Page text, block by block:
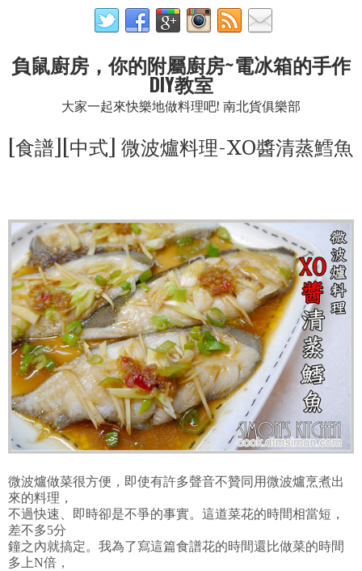
負鼠廚房，你的附屬廚房~電冰箱的手作
DIY教室
大家一起來快樂地做料理吧! 南北貨俱樂部
[食譜][中式] 微波爐料理-XO醬清蒸鱈魚
微波爐做菜很方便，即使有許多聲音不贊同用微波爐烹煮出
來的料理，
不過快速、即時卻是不爭的事實。這道菜花的時間相當短，
差不多5分
鐘之內就搞定。我為了寫這篇食譜花的時間還比做菜的時間
多上N倍，